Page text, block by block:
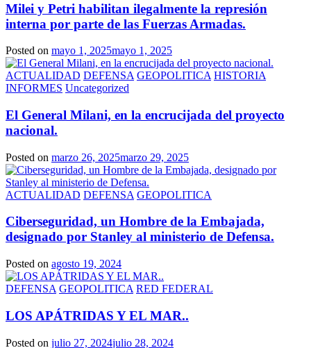
Milei y Petri habilitan ilegalmente la represión
interna por parte de las Fuerzas Armadas.
Posted on mayo 1, 2025mayo 1, 2025
ACTUALIDAD DEFENSA GEOPOLITICA HISTORIA
INFORMES Uncategorized
El General Milani, en la encrucijada del proyecto
nacional.
Posted on marzo 26, 2025marzo 29, 2025
ACTUALIDAD DEFENSA GEOPOLITICA
Ciberseguridad, un Hombre de la Embajada,
designado por Stanley al ministerio de Defensa.
Posted on agosto 19, 2024
DEFENSA GEOPOLITICA RED FEDERAL
LOS APÁTRIDAS Y EL MAR..
Posted on julio 27, 2024julio 28, 2024